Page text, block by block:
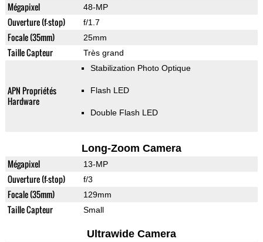
Mégapixel 48-MP
Ouverture (f-stop) f/1.7
Focale (35mm) 25mm
Taille Capteur Très grand
APN Propriétés
Hardware
Stabilization Photo Optique
Flash LED
Double Flash LED
Long-Zoom Camera
Mégapixel 13-MP
Ouverture (f-stop) f/3
Focale (35mm) 129mm
Taille Capteur Small
Ultrawide Camera